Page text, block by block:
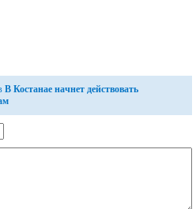
В Костанае начнет действовать